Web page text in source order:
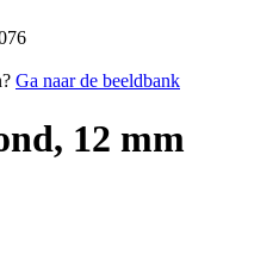
Ga naar de beeldbank
12 mm